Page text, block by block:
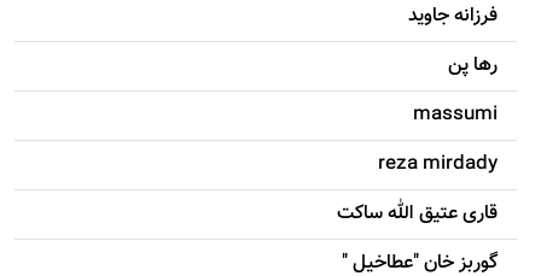
فرزانه جاويد
رها پن
massumi
reza mirdady
قاری عتیق الله ساکت
گوربز خان "عطاخیل "